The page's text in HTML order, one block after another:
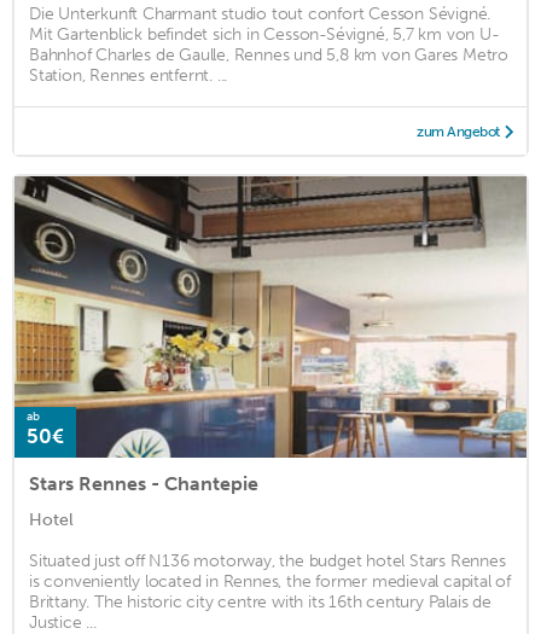
Die Unterkunft Charmant studio tout confort Cesson Sévigné.
Mit Gartenblick befindet sich in Cesson-Sévigné, 5,7 km von U-
Bahnhof Charles de Gaulle, Rennes und 5,8 km von Gares Metro
Station, Rennes entfernt. ...
zum Angebot
ab
50€
Stars Rennes - Chantepie
Hotel
Situated just off N136 motorway, the budget hotel Stars Rennes
is conveniently located in Rennes, the former medieval capital of
Brittany. The historic city centre with its 16th century Palais de
Justice ...